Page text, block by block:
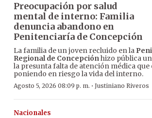
Preocupación por salud
mental de interno: Familia
denuncia abandono en
Penitenciaría de Concepción
La familia de un joven recluido en la
Regional de Concepciónhizo pública
la presunta falta de atención médica que
poniendo en riesgo la vida del interno.
Agosto 5, 2026 08:09 p. m. · Justiniano Riveros
Nacionales